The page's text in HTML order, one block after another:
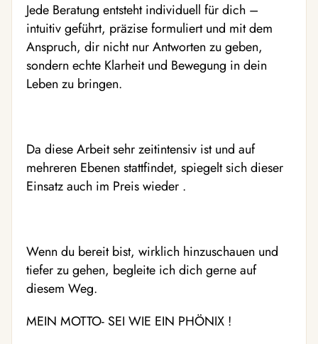
Jede Beratung entsteht individuell für dich –
intuitiv geführt, präzise formuliert und mit dem
Anspruch, dir nicht nur Antworten zu geben,
sondern echte Klarheit und Bewegung in dein
Leben zu bringen.
Da diese Arbeit sehr zeitintensiv ist und auf
mehreren Ebenen stattfindet, spiegelt sich dieser
Einsatz auch im Preis wieder .
Wenn du bereit bist, wirklich hinzuschauen und
tiefer zu gehen, begleite ich dich gerne auf
diesem Weg.
MEIN MOTTO- SEI WIE EIN PHÖNIX !